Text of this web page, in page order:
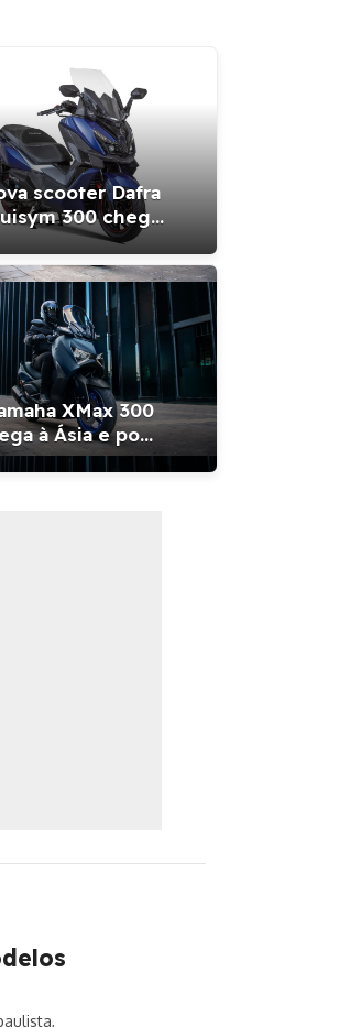
melhorou
cc?
scooter Dafra
300 chega
ao Brasil; veja
e preço
XMax 300
à Ásia e pode
vir ao Brasil